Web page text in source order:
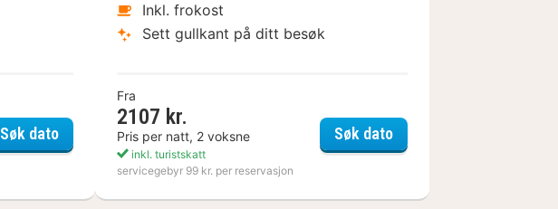
Søk datoKosta Boda Art Hotel
Inkl. frokost
Sett gullkant på ditt besøk
Fra
2107 kr.
Pris per natt, 2 voksne
inkl. turistskatt
servicegebyr 99 kr. per reservasjon
Søk datoVarbergs Kusthotell